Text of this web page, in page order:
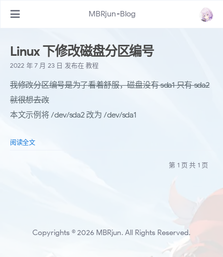
MBRjun-Blog
Linux 下修改磁盘分区编号
2022 年 7 月 23 日 发布在教程
我修改分区编号是为了看着舒服，磁盘没有 sda1 只有 sda2
就很想去改
本文示例将 /dev/sda2 改为 /dev/sda1
阅读全文
第 1 页 共 1 页
Copyrights © 2026 MBRjun. All Rights Reserved.